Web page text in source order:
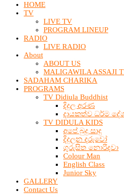
HOME
TV
LIVE TV
PROGRAM LINEUP
RADIO
LIVE RADIO
About
ABOUT US
MALIGAWILA ASSAJI
SADAHAM CHARIKA
PROGRAMS
TV Didiula Buddhist
දිදුල අරණ
දායකත්ව ධර්ම
TV DIDULA KIDS
අපේ බුදු සාදු
දිදුලන දරුවෝ
ගුරුසිත නොරිදවා
Colour Man
English Class
Junior Sky
GALLERY
Contact Us